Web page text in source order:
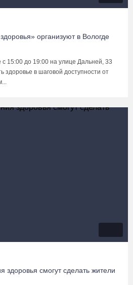
организуют в Вологде
15:00 до 19:00 на улице Дальней, 33
здоровье в шаговой доступности от
здоровья смогут сделать жители